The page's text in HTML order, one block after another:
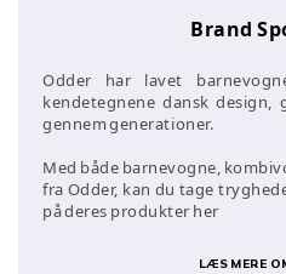
Brand
Odder har lavet
kendetegnene dansk
gennem generationer.
Med både barnevogne,
fra Odder, kan du tage
på deres produkter her
LÆS MERE